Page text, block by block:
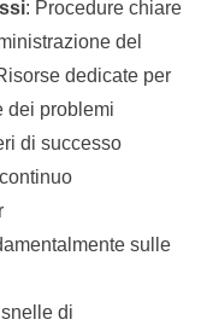
: Procedure chiare
del
dedicate per
dei problemi
di successo
sulle
di